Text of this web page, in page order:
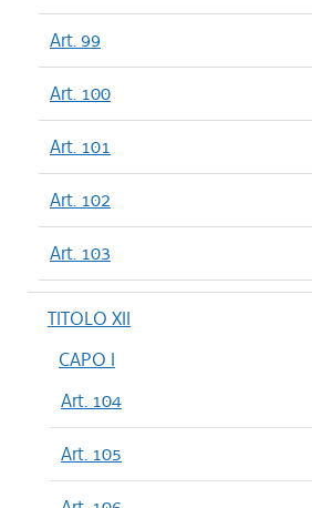
Art. 99
Art. 100
Art. 101
Art. 102
Art. 103
TITOLO XII
CAPO I
Art. 104
Art. 105